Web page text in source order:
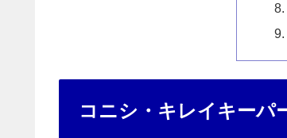
コニシ・キレイキーパ